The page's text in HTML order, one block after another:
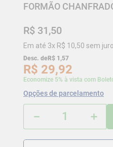
FORMÃO
R$ 31,50
Em até 3x R$ 10,50 sem
Desc. deR$ 1 ,57
R$ 29,92
Economize 5% à vista com
Opções de parcelamento
＋
－